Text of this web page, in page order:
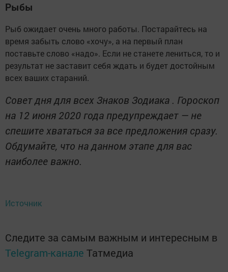
Рыбы
Рыб ожидает очень много работы. Постарайтесь на
время забыть слово «хочу», а на первый план
поставьте слово «надо». Если не станете лениться, то и
результат не заставит себя ждать и будет достойным
всех ваших стараний.
Совет дня для всех Знаков Зодиака . Гороскоп
на 12 июня 2020 года предупреждает — не
спешите хвататься за все предложения сразу.
Обдумайте, что на данном этапе для вас
наиболее важно.
Источник
Следите за самым важным и интересным в
Telegram-канале Татмедиа